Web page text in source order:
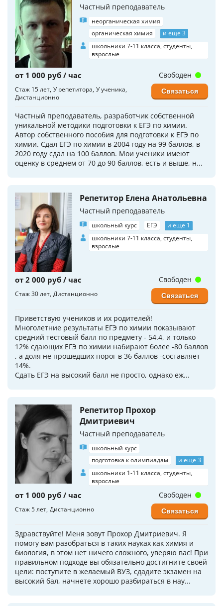
Частный преподаватель
неорганическая химия
органическая химия
и еще 3
школьники 7-11 класса, студенты,
взрослые
от 1 000 руб / час
Стаж 15 лет У репетитора У ученика
Дистанционно
Частный преподаватель, разработчик собственной
уникальной методики подготовки к ЕГЭ по химии.
Автор собственного пособия для подготовки к ЕГЭ по
химии. Сдал ЕГЭ по химии в 2004 году на 99 баллов, в
2020 году сдал на 100 баллов. Мои ученики имеют
оценку в среднем от 70 до 90 баллов, есть и выше, н...
Свободен
Связаться
Репетитор Елена Анатольевна
Частный преподаватель
школьный курс ЕГЭ
и еще 1
школьники 7-11 класса, студенты,
взрослые
от 2 000 руб / час
Стаж 30 лет Дистанционно
Приветствую учеников и их родителей!
Многолетние результаты ЕГЭ по химии показывают
средний тестовый балл по предмету - 54.4, и только
12% сдающих ЕГЭ по химии набирают более -80 баллов
, а доля не прошедших порог в 36 баллов -составляет
14%.
Сдать ЕГЭ на высокий балл не просто, однако еж...
Свободен
Связаться
Репетитор Прохор
Дмитриевич
Частный преподаватель
школьный курс
подготовка к олимпиадам
и еще 3
школьники 1-11 класса, студенты,
взрослые
от 1 000 руб / час
Стаж 5 лет Дистанционно
Здравствуйте! Меня зовут Прохор Дмитриевич. Я
помогу вам разобраться в таких науках как химия и
биология, в этом нет ничего сложного, уверяю вас! При
правильном подходе вы обязательно достигните своей
цели: поступите в желаемый ВУЗ, сдадите экзамен на
высокий бал, начнете хорошо разбираться в нау...
Свободен
Связаться